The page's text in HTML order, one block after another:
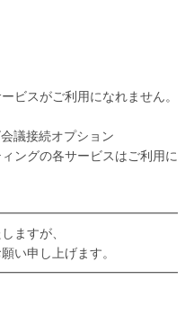
ビスがご利用になれません。
議接続オプション
グの各サービスはご利用に
ますが、
い申し上げます。